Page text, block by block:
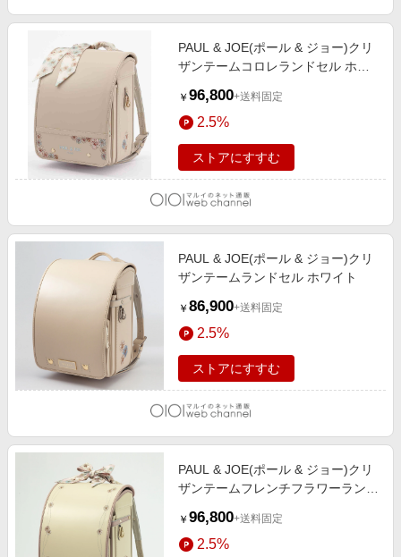
PAUL & JOE(ポール & ジョー)クリ
ザンテームコロレランドセル ホワ
￥ 96,800+送料固定
2.5%
ストアにすすむ
PAUL & JOE(ポール & ジョー)クリ
ザンテームランドセル ホワイト
￥ 86,900+送料固定
2.5%
ストアにすすむ
PAUL & JOE(ポール & ジョー)クリ
ザンテームフレンチフラワーランド
￥ 96,800+送料固定
2.5%